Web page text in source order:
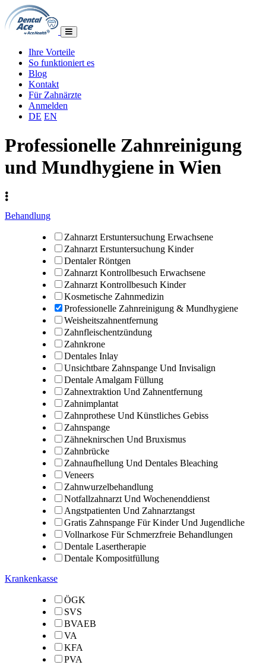
Ihre Vorteile
So funktioniert es
Blog
Kontakt
Für Zahnärzte
Anmelden
DE EN
Professionelle Zahnreinigung
und Mundhygiene in Wien
Behandlung
Zahnarzt Erstuntersuchung Erwachsene
Zahnarzt Erstuntersuchung Kinder
Dentaler Röntgen
Zahnarzt Kontrollbesuch Erwachsene
Zahnarzt Kontrollbesuch Kinder
Kosmetische Zahnmedizin
Professionelle Zahnreinigung & Mundhygiene
Weisheitszahnentfernung
Zahnfleischentzündung
Zahnkrone
Dentales Inlay
Unsichtbare Zahnspange Und Invisalign
Dentale Amalgam Füllung
Zahnextraktion Und Zahnentfernung
Zahnimplantat
Zahnprothese Und Künstliches Gebiss
Zahnspange
Zähneknirschen Und Bruxismus
Zahnbrücke
Zahnaufhellung Und Dentales Bleaching
Veneers
Zahnwurzelbehandlung
Notfallzahnarzt Und Wochenenddienst
Angstpatienten Und Zahnarztangst
Gratis Zahnspange Für Kinder Und Jugendliche
Vollnarkose Für Schmerzfreie Behandlungen
Dentale Lasertherapie
Dentale Kompositfüllung
Krankenkasse
ÖGK
SVS
BVAEB
VA
KFA
PVA